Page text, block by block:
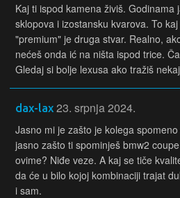
Kaj ti ispod kamena živiš. Godinama
sklopova i izostansku kvarova. To
"premium" je druga stvar. Realno,
nećeš onda ić na ništa ispod trice.
Gledaj si bolje lexusa ako tražiš
dax-lax 23. srpnja 2024.
Jasno mi je zašto je kolega
jasno zašto ti spominješ bmw2
ovime? Niđe veze. A kaj se tiče
da će u bilo kojoj kombinaciji trajat
i sam.